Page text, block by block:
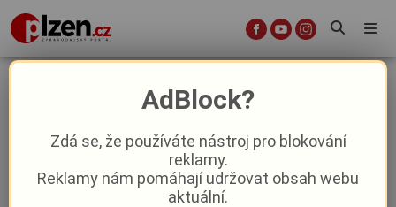
Vysoká tráva to má spočítané.
Horažďovičtí silničáři tasí nový
stroj za miliony, který zvládne dvě
věci naráz
AdBlock?
Zdá se, že používáte nástroj pro blokování
reklamy.
Reklamy nám pomáhají udržovat obsah webu
aktuální.